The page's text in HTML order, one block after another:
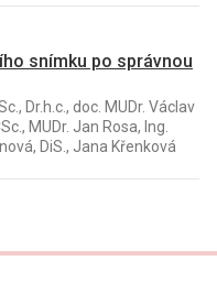
snímku po správnou
Dr.h.c., doc. MUDr. Václav
MUDr. Jan Rosa, Ing.
DiS., Jana Křenková